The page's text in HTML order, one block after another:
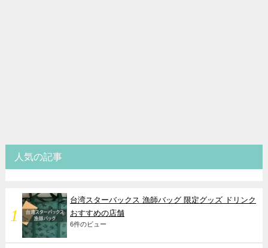
人気の記事
台湾スターバックス 漁師バッグ 限定グッズ ドリンク
おすすめの店舗
6件のビュー